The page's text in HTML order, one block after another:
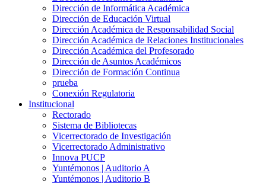
Dirección de Informática Académica
Dirección de Educación Virtual
Dirección Académica de Responsabilidad Social
Dirección Académica de Relaciones Institucionales
Dirección Académica del Profesorado
Dirección de Asuntos Académicos
Dirección de Formación Continua
prueba
Conexión Regulatoria
Institucional
Rectorado
Sistema de Bibliotecas
Vicerrectorado de Investigación
Vicerrectorado Administrativo
Innova PUCP
Yuntémonos | Auditorio A
Yuntémonos | Auditorio B